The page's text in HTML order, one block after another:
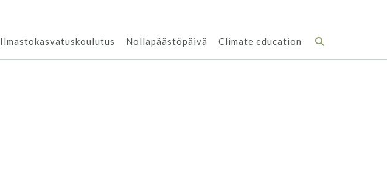
Ilmastokasvatuskoulutus Nollapäästöpäivä Climate education